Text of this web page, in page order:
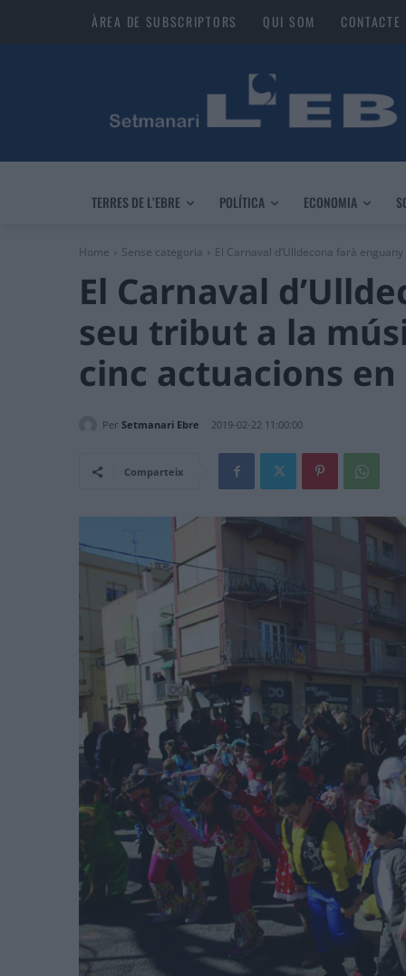
ÀREA DE SUBSCRIPTORS QUI SOM CONTACTE
TERRES DE L’EBRE POLÍTICA ECONOMIA
Home Sense categoria El Carnaval d’Ulldecona farà
El Carnaval
seu tribut a la
cinc actuacions
Per Setmanari Ebre 2019-02-22 11:00:00
Comparteix